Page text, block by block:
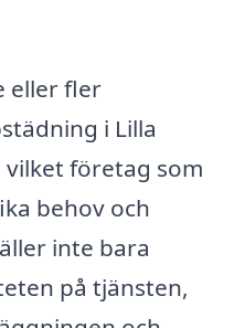
eller fler
i Lilla
företag som
behov och
inte bara
på tjänsten,